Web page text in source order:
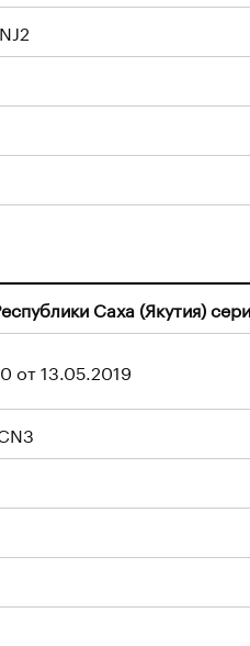
Саха (Якутия)
от 13.05.2019